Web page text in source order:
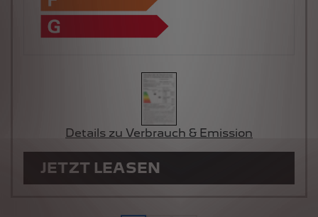
Details zu Verbrauch & Emission
JETZT LEASEN